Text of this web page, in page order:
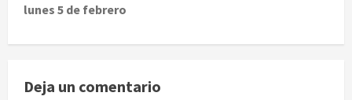
n
a
v
lunes 5 de febrero
Deja un comentario